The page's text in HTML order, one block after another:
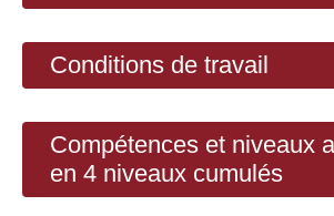
Conditions de travail
Compétences et niveaux
en 4 niveaux cumulés